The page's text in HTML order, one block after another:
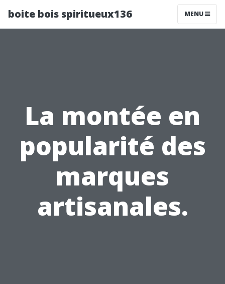
boite bois spiritueux136 MENU
La montée en
popularité des
marques
artisanales.